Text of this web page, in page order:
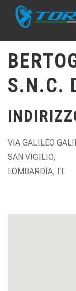
S.N.C.
VIA GALILEO
SAN VIGILIO,
LOMBARDIA, IT